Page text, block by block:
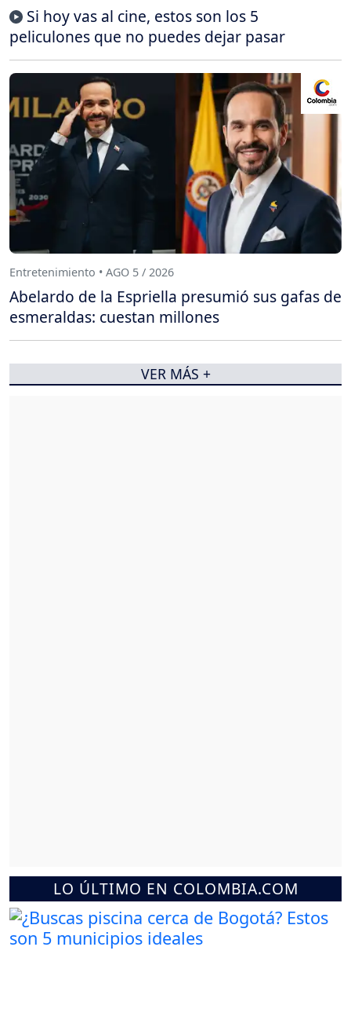
LO ÚLTIMO EN COLOMBIA.COM
Si hoy vas al cine, estos son los 5
peliculones que no puedes dejar pasar
Entretenimiento • AGO 5 / 2026
Abelardo de la Espriella presumió sus gafas de
esmeraldas: cuestan millones
VER MÁS +